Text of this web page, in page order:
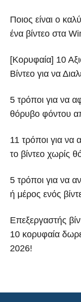
Ποιος είναι ο
ένα βίντεο στα
[Κορυφαία] 10
Βίντεο για να
5 τρόποι για να
θόρυβο φόντου
11 τρόποι για να
το βίντεο χωρίς
5 τρόποι για να
ή μέρος ενός
Επεξεργαστής
10 κορυφαία
2026!